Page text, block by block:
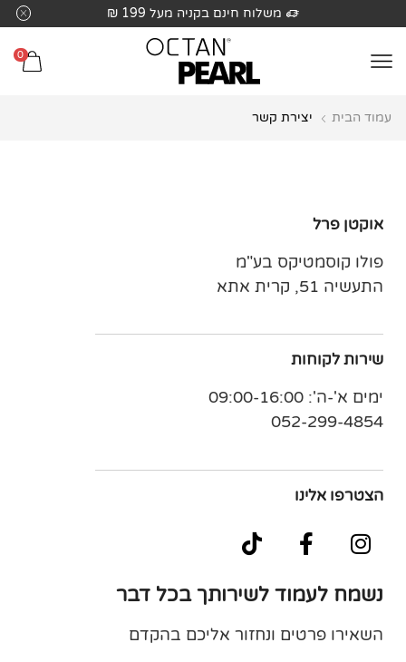
לֵב:
בְּאֲתָר
מַעֲרֶכֶת
לִנְגִישׁוּת
הָאֲתָר.
משלוח חינם בקניה מעל 199 ₪
0
עמוד הבית יצירת קשר
אוקטן פרל
פולו קוסמטיקס בע"מ
התעשיה 51, קרית אתא
שירות לקוחות
ימים א'-ה': 09:00-16:00
052-299-4854
הצטרפו אלינו
נשמח לעמוד לשירותך בכל דבר
השאירו פרטים ונחזור אליכם בהקדם